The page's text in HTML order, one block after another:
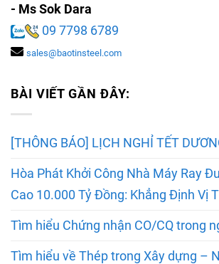
- Ms Sok Dara
09 7798 6789
sales@baotinsteel.com
BÀI VIẾT GẦN ĐÂY:
[THÔNG BÁO] LỊCH NGHỈ TẾT
Hòa Phát Khởi Công Nhà Máy Ray
Cao 10.000 Tỷ Đồng: Khẳng Định Vị
Tìm hiểu Chứng nhận CO/CQ trong
Tìm hiểu về Thép trong Xây dựng –